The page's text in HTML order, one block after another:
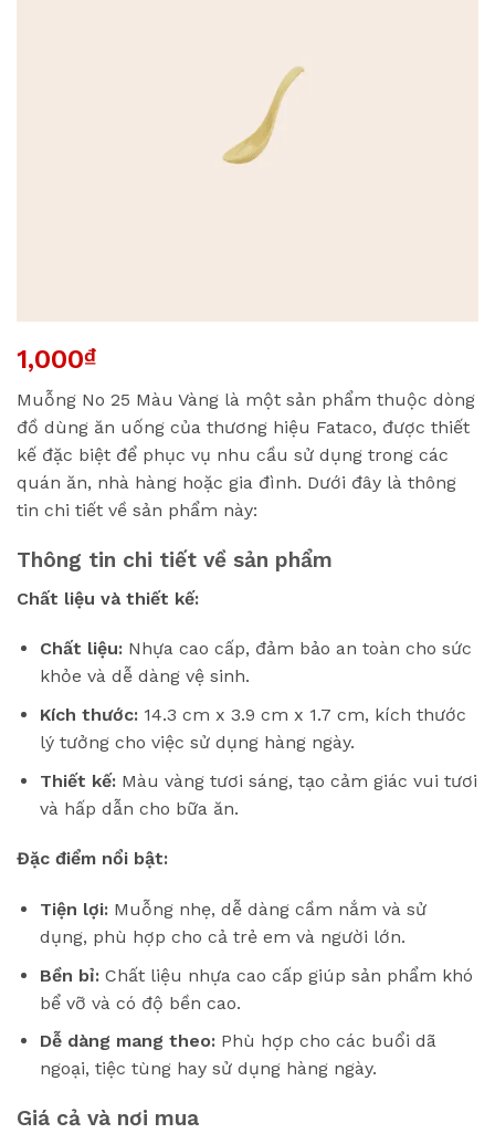
1,000₫
Muỗng No 25 Màu Vàng là một sản phẩm thuộc dòng
đồ dùng ăn uống của thương hiệu Fataco, được thiết
kế đặc biệt để phục vụ nhu cầu sử dụng trong các
quán ăn, nhà hàng hoặc gia đình. Dưới đây là thông
tin chi tiết về sản phẩm này:
Thông tin chi tiết về sản phẩm
Chất liệu và thiết kế:
Chất liệu:Nhựa cao cấp, đảm bảo an toàn cho sức
khỏe và dễ dàng vệ sinh.
Kích thước:14.3 cm x 3.9 cm x 1.7 cm, kích thước
lý tưởng cho việc sử dụng hàng ngày.
Thiết kế:Màu vàng tươi sáng, tạo cảm giác vui tươi
và hấp dẫn cho bữa ăn.
Đặc điểm nổi bật:
Tiện lợi:Muỗng nhẹ, dễ dàng cầm nắm và sử
dụng, phù hợp cho cả trẻ em và người lớn.
Bền bỉ:Chất liệu nhựa cao cấp giúp sản phẩm khó
bể vỡ và có độ bền cao.
Dễ dàng mang theo:Phù hợp cho các buổi dã
ngoại, tiệc tùng hay sử dụng hàng ngày.
Giá cả và nơi mua